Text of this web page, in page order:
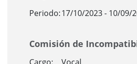
Periodo:17/10/2023 - 10/09/
Comisión de